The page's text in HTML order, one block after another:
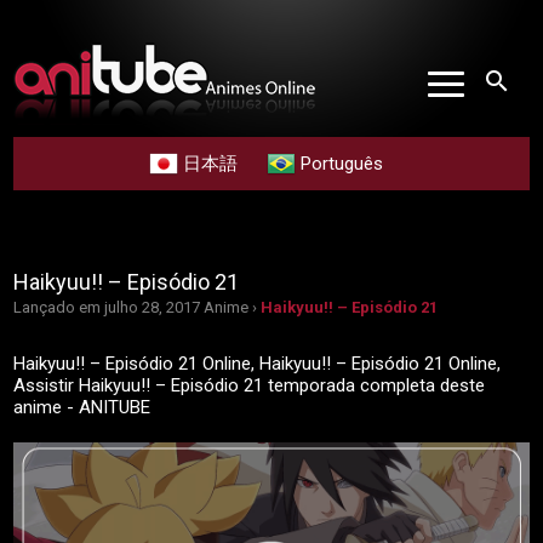
search
日本語 Português
Haikyuu!! – Episódio 21
Lançado em julho 28, 2017 Anime › Haikyuu!! – Episódio 21
Haikyuu!! – Episódio 21 Online, Haikyuu!! – Episódio 21 Online,
Assistir Haikyuu!! – Episódio 21 temporada completa deste
anime - ANITUBE